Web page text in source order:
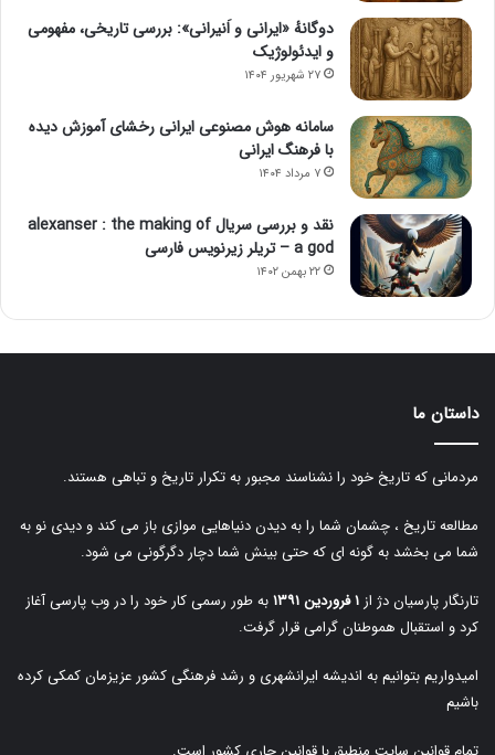
دوگانهٔ «ایرانی و اَنیرانی»: بررسی تاریخی، مفهومی
و ایدئولوژیک
۲۷ شهریور ۱۴۰۴
سامانه هوش مصنوعی ایرانی رخشای آموزش دیده
با فرهنگ ایرانی
۷ مرداد ۱۴۰۴
نقد و بررسی سریال alexanser : the making of
a god – تریلر زیرنویس فارسی
۲۲ بهمن ۱۴۰۲
داستان ما
مردمانی که تاریخ خود را نشناسند مجبور به تکرار تاریخ و تباهی هستند.
مطالعه تاریخ ، چشمان شما را به دیدن دنیاهایی موازی باز می کند و دیدی نو به
شما می بخشد به گونه ای که حتی بینش شما دچار دگرگونی می شود.
تارنگار پارسیان دژ از ۱ فروردین ۱۳۹۱
به طور رسمی کار خود را در وب پارسی آغاز
کرد و استقبال هموطنان گرامی قرار گرفت.
امیدواریم بتوانیم به اندیشه ایرانشهری و رشد فرهنگی کشور عزیزمان کمکی کرده
باشیم